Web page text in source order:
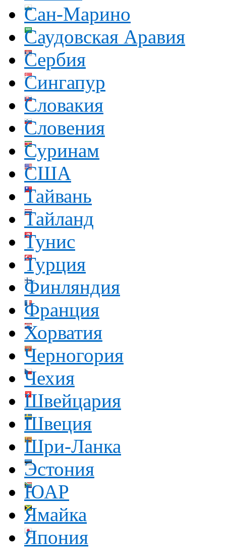
Сан-Марино
Саудовская Аравия
Сербия
Сингапур
Словакия
Словения
Суринам
США
Тайвань
Тайланд
Тунис
Турция
Финляндия
Франция
Хорватия
Черногория
Чехия
Швейцария
Швеция
Шри-Ланка
Эстония
ЮАР
Ямайка
Япония